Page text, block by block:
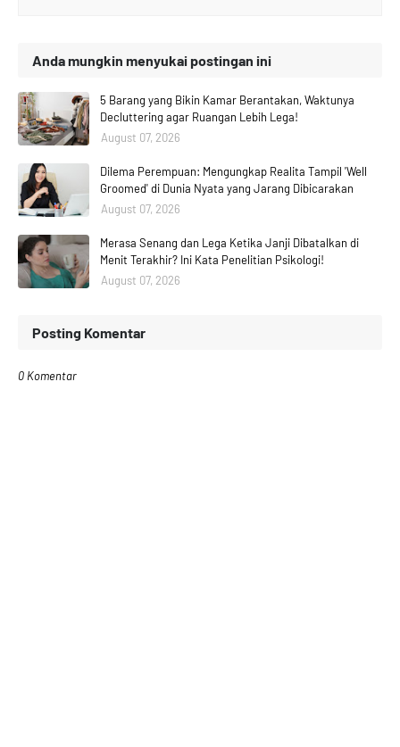
Anda mungkin menyukai postingan ini
5 Barang yang Bikin Kamar Berantakan, Waktunya
Decluttering agar Ruangan Lebih Lega!
August 07, 2026
Dilema Perempuan: Mengungkap Realita Tampil 'Well
Groomed' di Dunia Nyata yang Jarang Dibicarakan
August 07, 2026
Merasa Senang dan Lega Ketika Janji Dibatalkan di
Menit Terakhir? Ini Kata Penelitian Psikologi!
August 07, 2026
Posting Komentar
0 Komentar